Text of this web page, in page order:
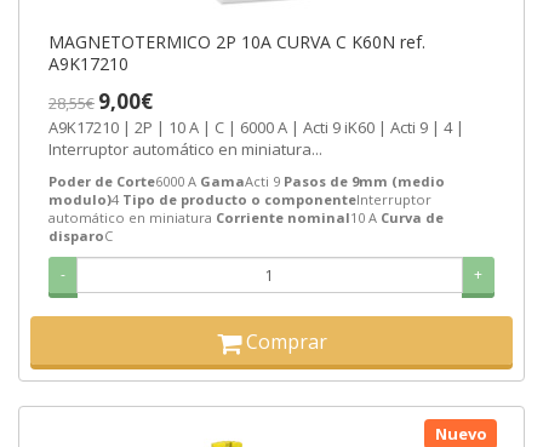
MAGNETOTERMICO 2P 10A CURVA C K60N ref.
A9K17210
28,55€ 9,00€
A9K17210 | 2P | 10 A | C | 6000 A | Acti 9 iK60 | Acti 9 | 4 |
Interruptor automático en miniatura...
Poder de Corte6000 A GamaActi 9 Pasos de 9mm (medio
modulo)4 Tipo de producto o componenteInterruptor
automático en miniatura Corriente nominal10 A Curva de
disparoC
- +
Comprar
Nuevo